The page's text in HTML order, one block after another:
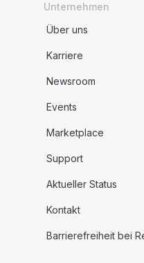
Unternehmen
Über uns
Karriere
Newsroom
Events
Marketplace
Support
Aktueller Status
Kontakt
Barrierefreiheit bei